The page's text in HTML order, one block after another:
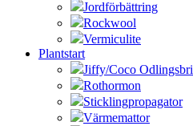
Jordförbättring
Rockwool
Vermiculite
Plantstart
Jiffy/Coco
Rothormon
Sticklingpropagator
Värmemattor